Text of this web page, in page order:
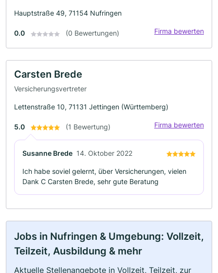
Hauptstraße 49, 71154 Nufringen
0.0 (0 Bewertungen) Firma bewerten
Carsten Brede
Versicherungsvertreter
Lettenstraße 10, 71131 Jettingen (Württemberg)
5.0 (1 Bewertung) Firma bewerten
Susanne Brede 14. Oktober 2022
Ich habe soviel gelernt, über Versicherungen, vielen
Dank C Carsten Brede, sehr gute Beratung
Jobs in Nufringen & Umgebung: Vollzeit,
Teilzeit, Ausbildung & mehr
Aktuelle Stellenangebote in Vollzeit, Teilzeit, zur